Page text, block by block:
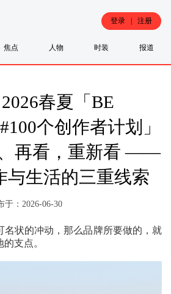
登录 | 注册
焦点 人物 时装 报道
春夏「BE
个创作者计划」
再看，重新看 ——
与生活的三重线索
于：2026-06-30
名状的冲动，那么品牌所要做的，就
支点。